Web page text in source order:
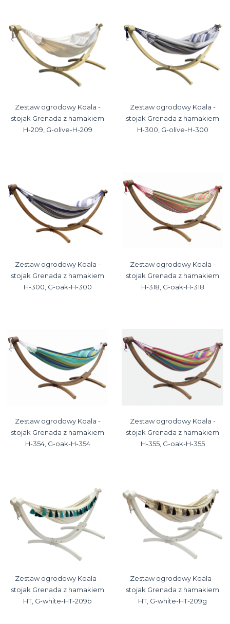
Zestaw ogrodowy Koala -
stojak Grenada z hamakiem
H-209, G-olive-H-209
Zestaw ogrodowy Koala -
stojak Grenada z hamakiem
H-300, G-olive-H-300
Zestaw ogrodowy Koala -
stojak Grenada z hamakiem
H-300, G-oak-H-300
Zestaw ogrodowy Koala -
stojak Grenada z hamakiem
H-318, G-oak-H-318
Zestaw ogrodowy Koala -
stojak Grenada z hamakiem
H-354, G-oak-H-354
Zestaw ogrodowy Koala -
stojak Grenada z hamakiem
H-355, G-oak-H-355
Zestaw ogrodowy Koala -
stojak Grenada z hamakiem
HT, G-white-HT-209b
Zestaw ogrodowy Koala -
stojak Grenada z hamakiem
HT, G-white-HT-209g